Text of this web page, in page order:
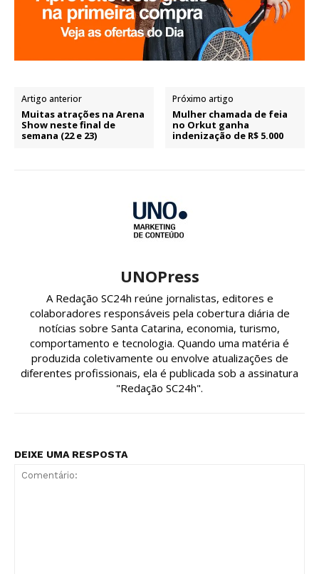
Artigo anterior
Muitas atrações na Arena
Show neste final de
semana (22 e 23)
Próximo artigo
Mulher chamada de feia
no Orkut ganha
indenização de R$ 5.000
UNOPress
A Redação SC24h reúne jornalistas, editores e
colaboradores responsáveis pela cobertura diária de
notícias sobre Santa Catarina, economia, turismo,
comportamento e tecnologia. Quando uma matéria é
produzida coletivamente ou envolve atualizações de
diferentes profissionais, ela é publicada sob a assinatura
"Redação SC24h".
DEIXE UMA RESPOSTA